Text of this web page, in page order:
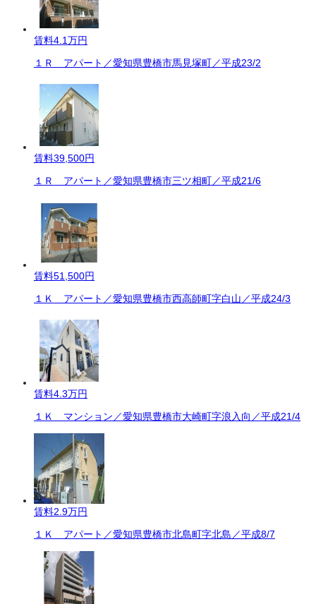
賃料4.1万円
１Ｒ アパート／愛知県豊橋市馬見塚町／平成23/2
賃料39,500円
１Ｒ アパート／愛知県豊橋市三ツ相町／平成21/6
賃料51,500円
１Ｋ アパート／愛知県豊橋市西高師町字白山／平成24/3
賃料4.3万円
１Ｋ マンション／愛知県豊橋市大崎町字浪入向／平成21/4
賃料2.9万円
１Ｋ アパート／愛知県豊橋市北島町字北島／平成8/7